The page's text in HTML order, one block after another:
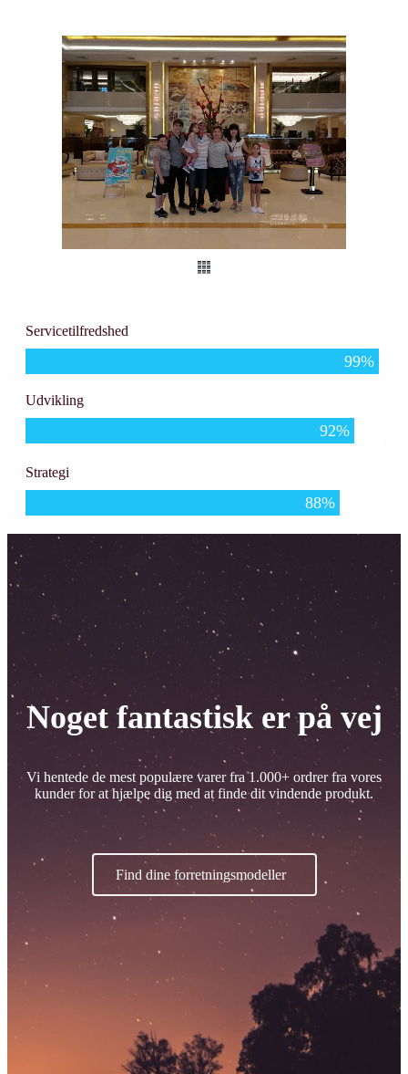
Servicetilfredshed
99%
Udvikling
92%
Strategi
88%
Noget fantastisk er på vej
Vi hentede de mest populære varer fra 1.000+ ordrer fra vores
kunder for at hjælpe dig med at finde dit vindende produkt.
Find dine forretningsmodeller